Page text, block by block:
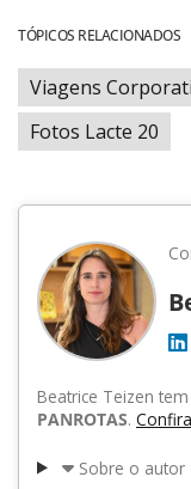
TÓPICOS RELACIONADOS
Viagens
Fotos Lacte 20
Beatrice Teizen tem
PANROTAS.
Sobre o autor